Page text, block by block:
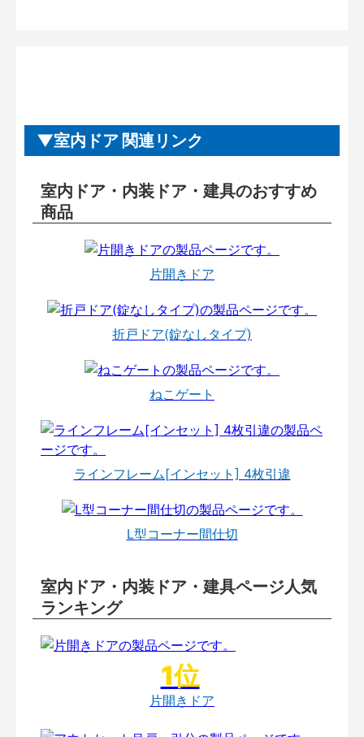
室内ドア 関連リンク
室内ドア・内装ドア・建具のおすすめ
商品
片開きドア
折戸ドア(錠なしタイプ)
ねこゲート
ラインフレーム[インセット] 4枚引違
L型コーナー間仕切
室内ドア・内装ドア・建具ページ人気
ランキング
片開きドア